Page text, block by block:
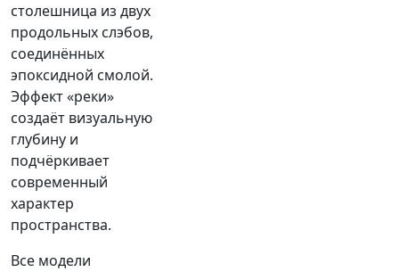
столешница из двух
продольных слэбов,
соединённых
эпоксидной смолой.
Эффект «реки»
создаёт визуальную
глубину и
подчёркивает
современный
характер
пространства.
Все модели